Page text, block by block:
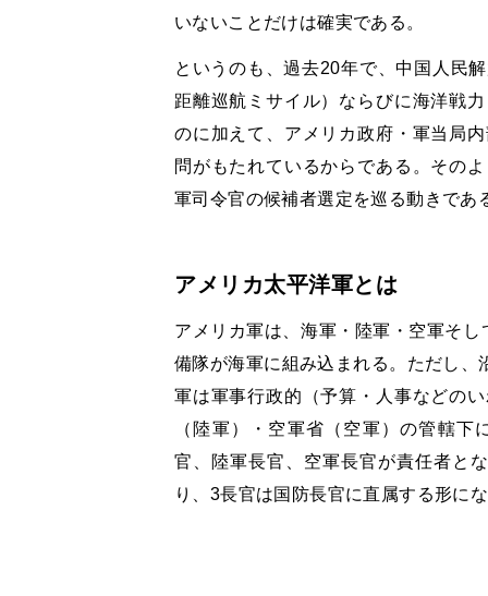
いないことだけは確実である。
というのも、過去20年で、中国人民
距離巡航ミサイル）ならびに海洋戦
のに加えて、アメリカ政府・軍当局
問がもたれているからである。その
軍司令官の候補者選定を巡る動きであ
アメリカ太平洋軍とは
アメリカ軍は、海軍・陸軍・空軍そ
備隊が海軍に組み込まれる。ただし
軍は軍事行政的（予算・人事などの
（陸軍）・空軍省（空軍）の管轄
官、陸軍長官、空軍長官が責任者と
り、3長官は国防長官に直属する形に